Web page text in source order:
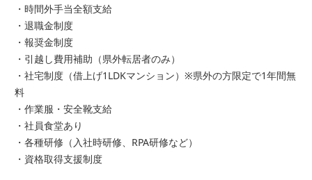
・時間外手当全額支給
・退職金制度
・報奨金制度
・引越し費用補助（県外転居者のみ）
・社宅制度（借上げ1LDKマンション）※県外の方限定で1年間無
料
・作業服・安全靴支給
・社員食堂あり
・各種研修（入社時研修、RPA研修など）
・資格取得支援制度